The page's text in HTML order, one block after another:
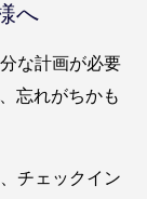
へ
な計画が必要
忘れがちかも
チェックイン